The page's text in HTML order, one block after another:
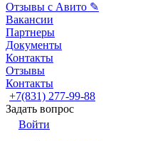
Отзывы с Авито ✎
Вакансии
Партнеры
Документы
Контакты
Отзывы
Контакты
+7(831) 277-99-88
Задать вопрос
Войти